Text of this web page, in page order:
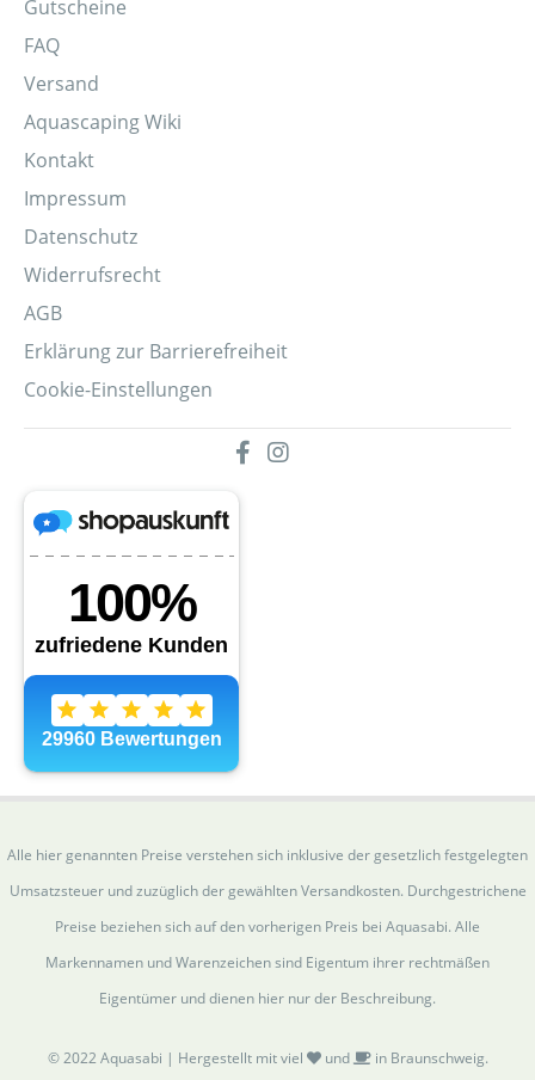
Gutscheine
FAQ
Versand
Aquascaping Wiki
Kontakt
Impressum
Datenschutz
Widerrufsrecht
AGB
Erklärung zur Barrierefreiheit
Cookie-Einstellungen
Alle hier genannten Preise verstehen sich inklusive der gesetzlich festgelegten
Umsatzsteuer und zuzüglich der gewählten Versandkosten. Durchgestrichene
Preise beziehen sich auf den vorherigen Preis bei Aquasabi. Alle
Markennamen und Warenzeichen sind Eigentum ihrer rechtmäßen
Eigentümer und dienen hier nur der Beschreibung.
© 2022 Aquasabi | Hergestellt mit viel und in Braunschweig.